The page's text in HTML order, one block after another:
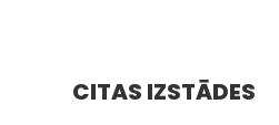
CITAS IZSTĀDES